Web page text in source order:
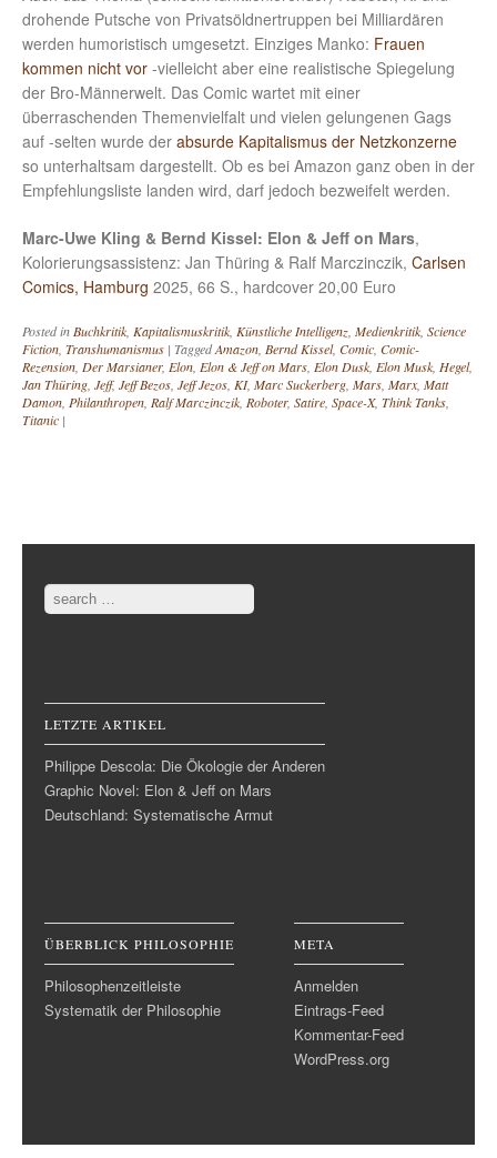
drohende Putsche von Privatsöldnertruppen bei Milliardären
werden humoristisch umgesetzt. Einziges Manko: Frauen
kommen nicht vor -vielleicht aber eine realistische Spiegelung
der Bro-Männerwelt. Das Comic wartet mit einer
überraschenden Themenvielfalt und vielen gelungenen Gags
auf -selten wurde der absurde Kapitalismus der Netzkonzerne
so unterhaltsam dargestellt. Ob es bei Amazon ganz oben in der
Empfehlungsliste landen wird, darf jedoch bezweifelt werden.
Marc-Uwe Kling & Bernd Kissel: Elon & Jeff on Mars,
Kolorierungsassistenz: Jan Thüring & Ralf Marczinczik, Carlsen
Comics, Hamburg 2025, 66 S., hardcover 20,00 Euro
Posted inBuchkritik, Kapitalismuskritik, Künstliche Intelligenz, Medienkritik, Science
Fiction, Transhumanismus | TaggedAmazon, Bernd Kissel, Comic, Comic-
Rezension, Der Marsianer, Elon, Elon & Jeff on Mars, Elon Dusk, Elon Musk, Hegel,
Jan Thüring, Jeff, Jeff Bezos, Jeff Jezos, KI, Marc Suckerberg, Mars, Marx, Matt
Damon, Philanthropen, Ralf Marczinczik, Roboter, Satire, Space-X, Think Tanks,
Titanic |
Post navigation
Search
LETZTE ARTIKEL
Philippe Descola: Die Ökologie der Anderen
Graphic Novel: Elon & Jeff on Mars
Deutschland: Systematische Armut
ÜBERBLICK PHILOSOPHIE
Philosophenzeitleiste
Systematik der Philosophie
META
Anmelden
Eintrags-Feed
Kommentar-Feed
WordPress.org